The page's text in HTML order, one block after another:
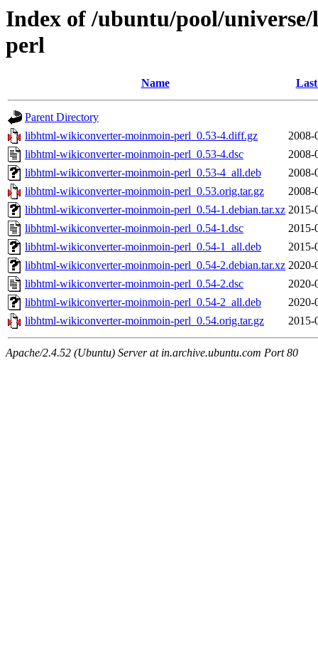
Index of /ubuntu/pool/
perl
Name
Parent Directory
libhtml-wikiconverter-moinmoin-perl_0.53-4.diff.gz
2008-
libhtml-wikiconverter-moinmoin-perl_0.53-4.dsc
2008-
libhtml-wikiconverter-moinmoin-perl_0.53-4_all.deb
2008-
libhtml-wikiconverter-moinmoin-perl_0.53.orig.tar.gz
2008-
libhtml-wikiconverter-moinmoin-perl_0.54-1.debian.tar.xz 2015-
libhtml-wikiconverter-moinmoin-perl_0.54-1.dsc
2015-
libhtml-wikiconverter-moinmoin-perl_0.54-1_all.deb
2015-
libhtml-wikiconverter-moinmoin-perl_0.54-2.debian.tar.xz 2020-
libhtml-wikiconverter-moinmoin-perl_0.54-2.dsc
2020-
libhtml-wikiconverter-moinmoin-perl_0.54-2_all.deb
2020-
libhtml-wikiconverter-moinmoin-perl_0.54.orig.tar.gz
2015-
Apache/2.4.52 (Ubuntu) Server at in.archive.ubuntu.com Port 80